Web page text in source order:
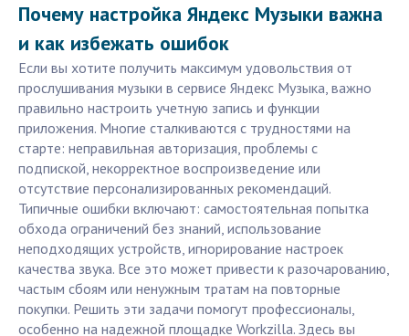
Почему настройка Яндекс Музыки важна
и как избежать ошибок
Если вы хотите получить максимум удовольствия от
прослушивания музыки в сервисе Яндекс Музыка, важно
правильно настроить учетную запись и функции
приложения. Многие сталкиваются с трудностями на
старте: неправильная авторизация, проблемы с
подпиской, некорректное воспроизведение или
отсутствие персонализированных рекомендаций.
Типичные ошибки включают: самостоятельная попытка
обхода ограничений без знаний, использование
неподходящих устройств, игнорирование настроек
качества звука. Все это может привести к разочарованию,
частым сбоям или ненужным тратам на повторные
покупки. Решить эти задачи помогут профессионалы,
особенно на надежной площадке Workzilla. Здесь вы